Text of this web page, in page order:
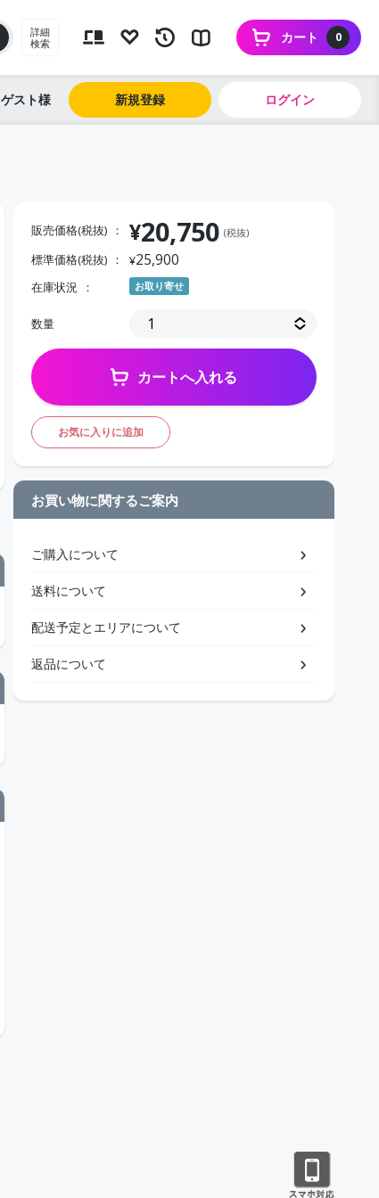
詳細
検索
0
カート
ゲスト 新規登録 ログイン
販売価格(税抜) ¥20,750 (税抜)
標準価格(税抜) ¥25,900
在庫状況 お取り寄せ
数量
カートへ入れる
お気に入りに追加
お買い物に関するご案内
ご購入について
送料について
配送予定とエリアについて
返品について